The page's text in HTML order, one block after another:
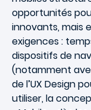
opportunités
innovants, mais
exigences :
dispositifs de
(notamment
de l’UX Design
utiliser, la